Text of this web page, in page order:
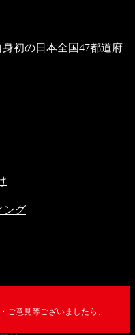
身初の日本全国47都道府
ング
ご意見等ございましたら、